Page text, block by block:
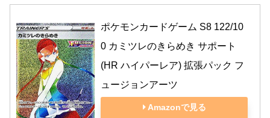
ポケモンカードゲーム S8 122/10
0 カミツレのきらめき サポート
(HR ハイパーレア) 拡張パック フ
ュージョンアーツ
Amazonで見る